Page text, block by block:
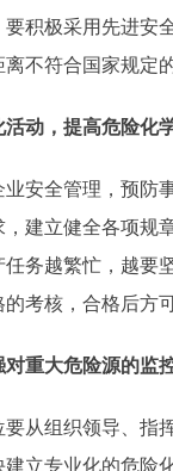
积极采用先进安
不符合国家规定
动，提高危险化
全管理，预防事
建立健全各项规
务越繁忙，越要
考核，合格后方
重大危险源的监
组织领导、指挥
立专业化的危险